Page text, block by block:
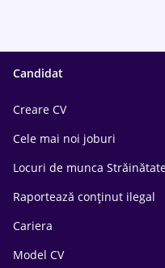
Candidat
Creare CV
Cele mai noi joburi
Locuri de munca
Raportează conținut ilegal
Cariera
Model CV